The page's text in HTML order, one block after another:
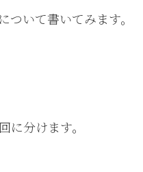
ついて書いてみます。
に分けます。